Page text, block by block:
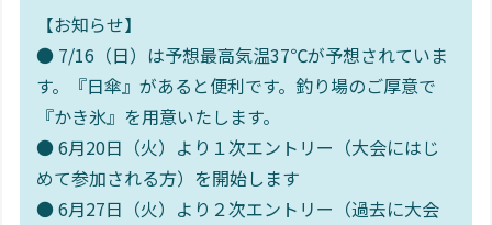
【お知らせ】
● 7/16（日）は予想最高気温37℃が予想されていま
す。『日傘』があると便利です。釣り場のご厚意で
『かき氷』を用意いたします。
● 6月20日（火）より１次エントリー（大会にはじ
めて参加される方）を開始します
● 6月27日（火）より２次エントリー（過去に大会